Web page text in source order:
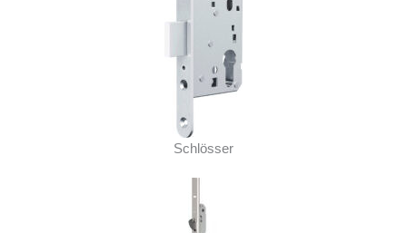
Schlösser